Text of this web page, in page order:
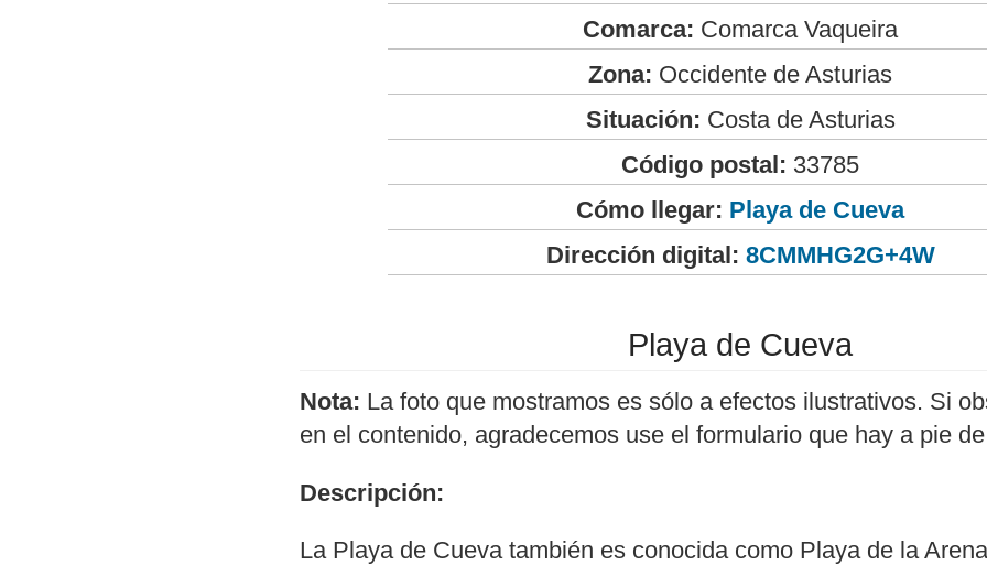
Comarca: Comarca Vaqueira
Zona: Occidente de Asturias
Situación: Costa de Asturias
Código postal: 33785
Cómo llegar: Playa de Cueva
Dirección digital: 8CMMHG2G+4W
Playa de Cueva
Nota: La foto que mostramos es sólo a efectos ilustrativos. Si
en el contenido, agradecemos use el formulario que hay a pie
Descripción:
La Playa de Cueva también es conocida como Playa de la